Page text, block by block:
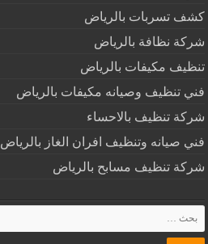
كشف تسربات بالرياض
شركة نظافة بالرياض
تنظيف مكيفات بالرياض
فني تنظيف وصيانه مكيفات بالرياض
شركة تنظيف بالاحساء
فني صيانه وتنظيف افران الغاز بالرياض
شركة تنظيف مسابح بالرياض